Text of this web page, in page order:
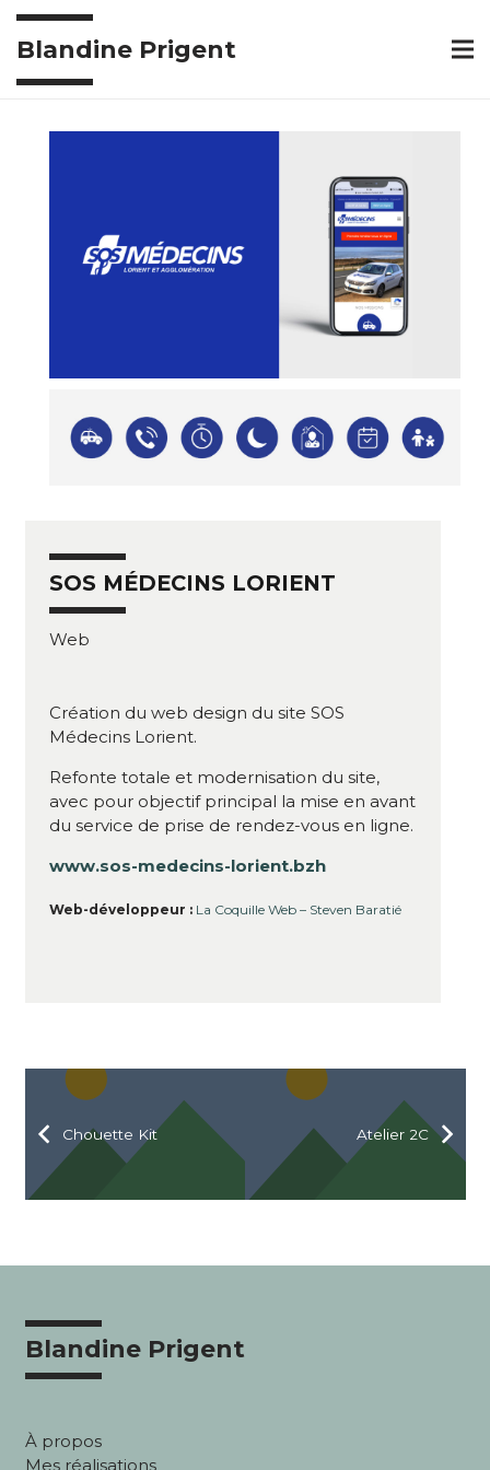
Blandine Prigent
SOS MÉDECINS LORIENT
Web
Création du web design du site SOS
Médecins Lorient.
Refonte totale et modernisation du site,
avec pour objectif principal la mise en avant
du service de prise de rendez-vous en ligne.
www.sos-medecins-lorient.bzh
Web-développeur : La Coquille Web – Steven Baratié
Chouette Kit Atelier 2C
Blandine Prigent
À propos
Mes réalisations